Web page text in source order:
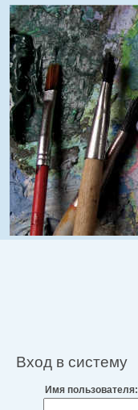
Вход в систему
Имя пользователя: